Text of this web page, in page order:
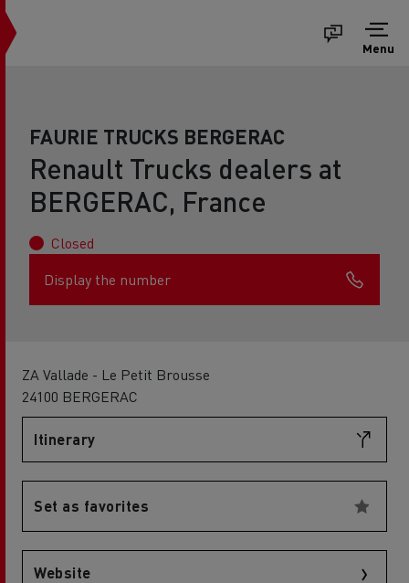
Menu
FAURIE TRUCKS BERGERAC
Renault Trucks dealers at
BERGERAC, France
Closed
Display the number
ZA Vallade - Le Petit Brousse
24100 BERGERAC
Itinerary
Set as favorites
Website